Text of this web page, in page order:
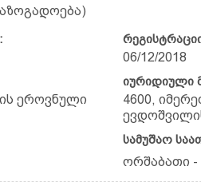
06/12/2018
ეროვნული
იურიდიული
4600,
სამუშაო
ორშაბათი -